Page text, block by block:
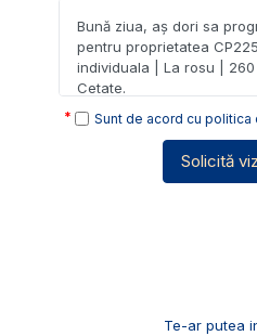
Sunt de acord cu politica
Solicită
Te-ar putea